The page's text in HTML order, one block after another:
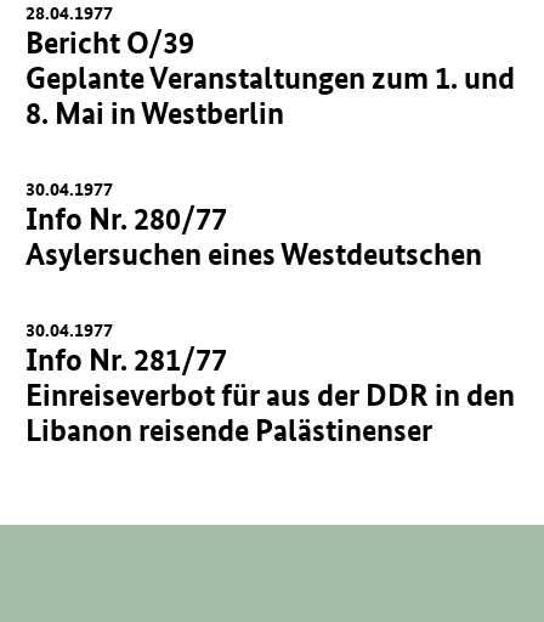
28.04.1977
Bericht O/39
Geplante Veranstaltungen zum 1. und
8. Mai in Westberlin
30.04.1977
Info Nr. 280/77
Asylersuchen eines Westdeutschen
30.04.1977
Info Nr. 281/77
Einreiseverbot für aus der DDR in den
Libanon reisende Palästinenser